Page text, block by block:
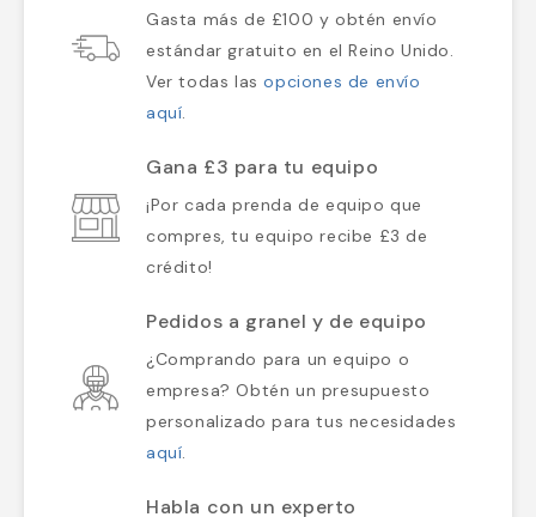
Gasta más de £100 y obtén envío
estándar gratuito en el Reino Unido.
Ver todas lasopciones de envío
aquí.
Gana £3 para tu equipo
¡Por cada prenda de equipo que
compres, tu equipo recibe £3 de
crédito!
Pedidos a granel y de equipo
¿Comprando para un equipo o
empresa? Obtén un presupuesto
personalizado para tus necesidades
aquí.
Habla con un experto